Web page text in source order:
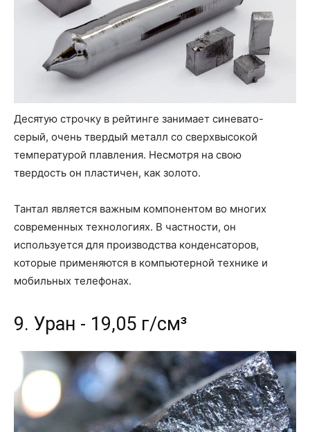
Десятую строчку в рейтинге занимает синевато-
серый, очень твердый металл со сверхвысокой
температурой плавления. Несмотря на свою
твердость он пластичен, как золото.
Тантал является важным компонентом во многих
современных технологиях. В частности, он
используется для производства конденсаторов,
которые применяются в компьютерной технике и
мобильных телефонах.
9. Уран - 19,05 г/см³